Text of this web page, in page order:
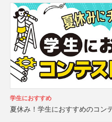
学生におすすめ
夏休み！学生におすすめのコン